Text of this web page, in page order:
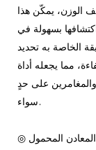
الوزن، يمكّن هذا
بسهولة في
الخاصة به تحديد
مما يجعله أداة
والمغامرين على حدٍ
سواء.